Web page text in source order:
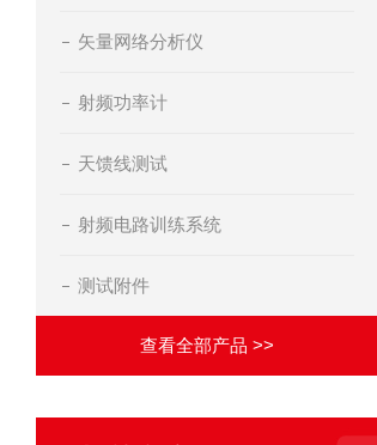
矢量网络分析仪
射频功率计
天馈线测试
射频电路训练系统
测试附件
查看全部产品 >>